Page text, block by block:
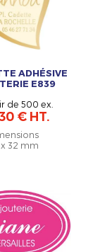
ADHÉSIVE
E839
de 500 ex.
€ HT.
32 mm